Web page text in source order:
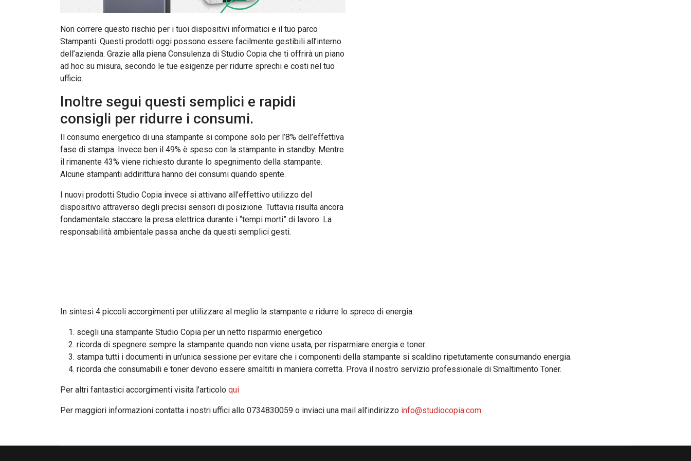
Non correre questo rischio per i tuoi dispositivi informatici e il tuo parco
Stampanti. Questi prodotti oggi possono essere facilmente gestibili all’interno
dell’azienda. Grazie alla piena Consulenza di Studio Copia che ti offrirà un piano
ad hoc su misura, secondo le tue esigenze per ridurre sprechi e costi nel tuo
ufficio.
Inoltre segui questi semplici e rapidi
consigli per ridurre i consumi.
Il consumo energetico di una stampante si compone solo per l’8% dell’effettiva
fase di stampa. Invece ben il 49% è speso con la stampante in standby. Mentre
il rimanente 43% viene richiesto durante lo spegnimento della stampante.
Alcune stampanti addirittura hanno dei consumi quando spente.
I nuovi prodotti Studio Copia invece si attivano all’effettivo utilizzo del
dispositivo attraverso degli precisi sensori di posizione. Tuttavia risulta ancora
fondamentale staccare la presa elettrica durante i “tempi morti” di lavoro. La
responsabilità ambientale passa anche da questi semplici gesti.
In sintesi 4 piccoli accorgimenti per utilizzare al meglio la stampante e ridurre lo spreco di energia:
scegli una stampante Studio Copia per un netto risparmio energetico
ricorda di spegnere sempre la stampante quando non viene usata, per risparmiare energia e toner.
stampa tutti i documenti in un’unica sessione per evitare che i componenti della stampante si scaldino ripetutamente consumando energia.
ricorda che consumabili e toner devono essere smaltiti in maniera corretta. Prova il nostro servizio professionale di Smaltimento Toner.
Per altri fantastici accorgimenti visita l’articolo qui
Per maggiori informazioni contatta i nostri uffici allo 0734830059 o inviaci una mail all’indirizzo info@studiocopia.com